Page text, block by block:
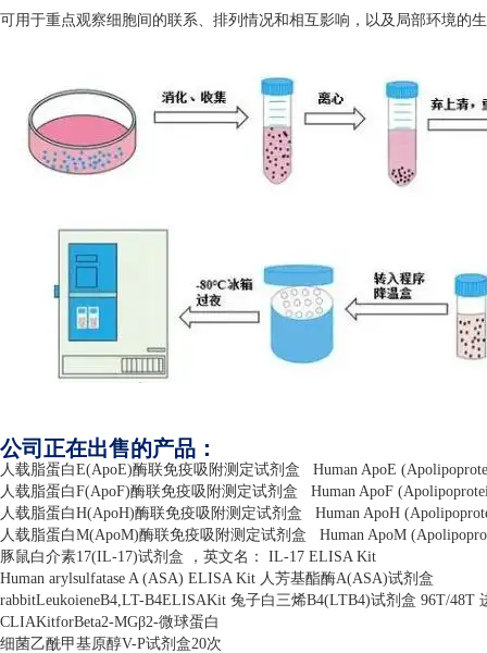
可用于重点观察细胞间的联系、排列情况和相互影响，以及局部环境的
公司正在出售的产品：
人载脂蛋白E(ApoE)酶联免疫吸附测定试剂盒
Human ApoE
人载脂蛋白F(ApoF)酶联免疫吸附测定试剂盒
Human ApoF
人载脂蛋白H(ApoH)酶联免疫吸附测定试剂盒
Human ApoH
人载脂蛋白M(ApoM)酶联免疫吸附测定试剂盒
Human ApoM
豚鼠白介素17(IL-17)试剂盒 ，英文名：
IL-17 ELISA Kit
Human arylsulfatase A (ASA) ELISA Kit 人芳基酯酶A(ASA)试剂盒
rabbitLeukoieneB4,LT-B4ELISAKit 兔子白三烯B4(LTB4)试剂盒 96T/48T
CLIAKitforBeta2-MGβ2-微球蛋白
细菌乙酰甲基原醇V-P试剂盒20次